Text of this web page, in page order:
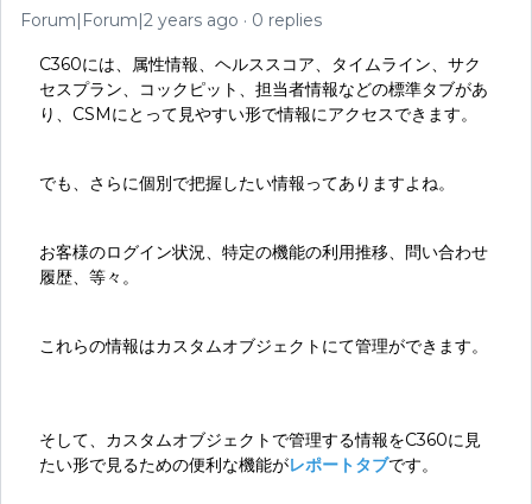
Forum|Forum|2 years ago 0 replies
C360には、属性情報、ヘルススコア、タイムライン、サク
セスプラン、コックピット、担当者情報などの標準タブがあ
り、CSMにとって見やすい形で情報にアクセスできます。
でも、さらに個別で把握したい情報ってありますよね。
お客様のログイン状況、特定の機能の利用推移、問い合わせ
履歴、等々。
これらの情報はカスタムオブジェクトにて管理ができます。
そして、カスタムオブジェクトで管理する情報をC360に見
たい形で見るための便利な機能がレポートタブです。